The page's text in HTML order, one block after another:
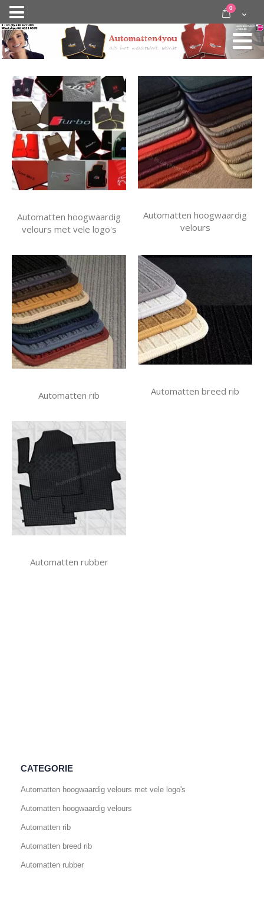
Nav
activeren
door
inhoud
Cart
0 items
Automatten hoogwaardig
velours met vele logo's
Automatten hoogwaardig
velours
Automatten rib Automatten breed rib
Automatten rubber
CATEGORIE
Automatten hoogwaardig velours met vele logo's
Automatten hoogwaardig velours
Automatten rib
Automatten breed rib
Automatten rubber